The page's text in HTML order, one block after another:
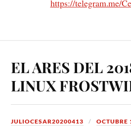
https://telegram.me/
EL ARES DEL
LINUX
JULIOCESAR20200413 OCTUBRE